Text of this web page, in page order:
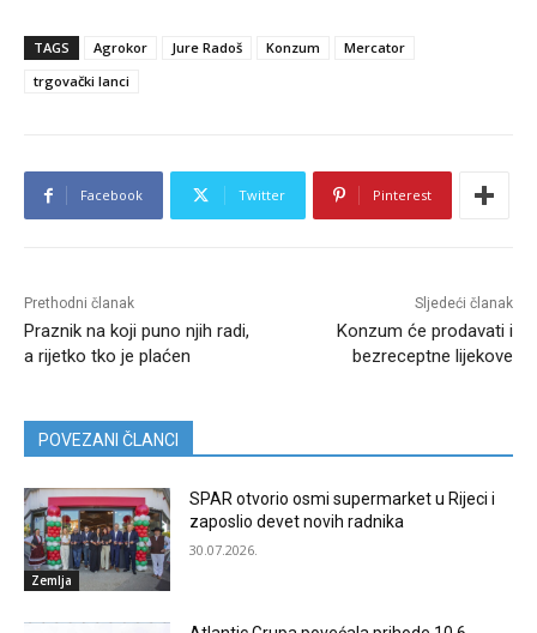
TAGS Agrokor Jure Radoš Konzum
Mercator
trgovački lanci
Facebook Twitter Pinterest
Prethodni članak
Praznik na koji puno njih radi,
a rijetko tko je plaćen
Sljedeći članak
Konzum će prodavati i
bezreceptne lijekove
POVEZANI ČLANCI
Zemlja
SPAR otvorio osmi supermarket u Rijeci i
zaposlio devet novih radnika
30.07.2026.